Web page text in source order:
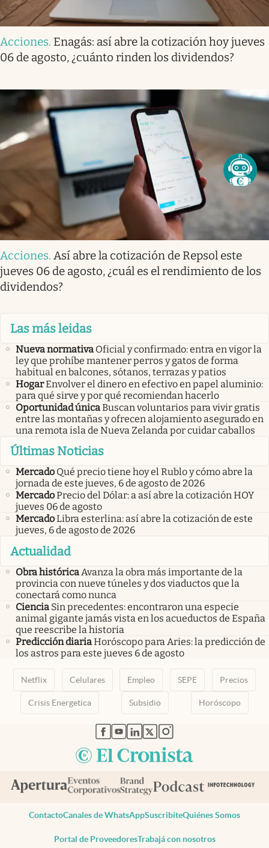
Acciones. Enagás: así abre la cotización hoy jueves
06 de agosto, ¿cuánto rinden los dividendos?
Acciones. Así abre la cotización de Repsol este
jueves 06 de agosto, ¿cuál es el rendimiento de los
dividendos?
Las más leidas
Nueva normativa Oficial y confirmado: entra en vigor la
ley que prohíbe mantener perros y gatos de forma
habitual en balcones, sótanos, terrazas y patios
HogarEnvolver el dinero en efectivo en papel aluminio:
para qué sirve y por qué recomiendan hacerlo
Oportunidad únicaBuscan voluntarios para vivir gratis
entre las montañas y ofrecen alojamiento asegurado en
una remota isla de Nueva Zelanda por cuidar caballos
Últimas Noticias
Mercado Qué precio tiene hoy el Rublo y cómo abre la
jornada de este jueves, 6 de agosto de 2026
MercadoPrecio del Dólar: a así abre la cotización HOY
jueves 06 de agosto
MercadoLibra esterlina: así abre la cotización de este
jueves, 6 de agosto de 2026
Actualidad
Obra históricaAvanza la obra más importante de la
provincia con nueve túneles y dos viaductos que la
conectará como nunca
Ciencia Sin precedentes: encontraron una especie
animal gigante jamás vista en los acueductos de España
que reescribe la historia
Predicción diariaHoróscopo para Aries: la predicción de
los astros para este jueves 6 de agosto
Netflix Celulares Empleo SEPE Precios
Crisis Energetica Subsidio Horóscopo
abre en nueva pestaña
abre en nueva pestaña
abre en nueva pestaña
abre en nueva pestaña
abre en nueva pestaña
ContactoCanales de WhatsAppSuscribiteQuiénes Somos
Portal de ProveedoresTrabajá con nosotros